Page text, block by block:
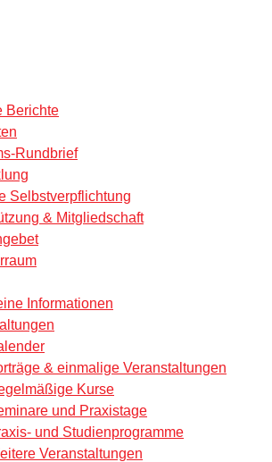
Berichte
Rundbrief
Selbstverpflichtung
& Mitgliedschaft
Informationen
& einmalige Veranstaltungen
Kurse
und Praxistage
und Studienprogramme
Veranstaltungen